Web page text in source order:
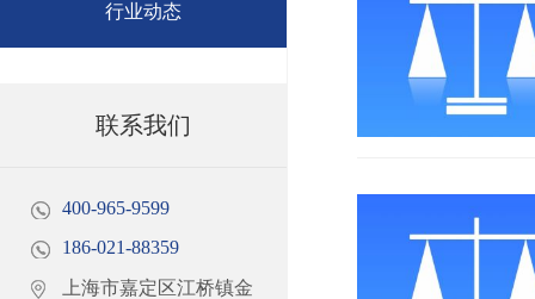
行业动态
联系我们
400-965-9599
186-021-88359
上海市嘉定区江桥镇金